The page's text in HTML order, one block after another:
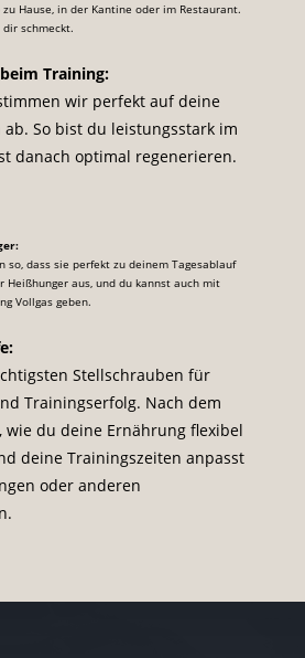
Hause, in der Kantine oder im Restaurant.
schmeckt.
Training:
wir perfekt auf deine
So bist du leistungsstark im
danach optimal regenerieren.
so, dass sie perfekt zu deinem Tagesablauf
Heißhunger aus, und du kannst auch mit
Vollgas geben.
Stellschrauben für
Trainingserfolg. Nach dem
wie du deine Ernährung flexibel
deine Trainingszeiten anpasst
oder anderen